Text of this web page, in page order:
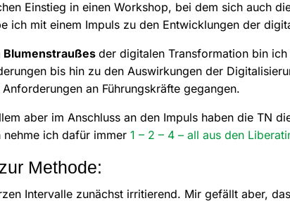
Einstieg in einen Workshop, bei dem sich auch
ich mit einem Impuls zu den Entwicklungen der
Blumenstraußesder digitalen Transformation bin
bis hin zu den Auswirkungen der
an Führungskräfte gegangen.
aber im Anschluss an den Impuls haben die TN
ich dafür immer 1 – 2 – 4 – all aus den
Methode:
Intervalle zunächst irritierend. Mir gefällt aber,